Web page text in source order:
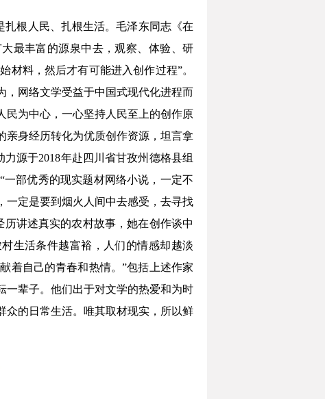
根人民、扎根生活。毛泽东同志《在
最丰富的源泉中去，观察、体验、研
材料，然后才有可能进入创作过程”。
，网络文学受益于中国式现代化进程而
民为中心，一心坚持人民至上的创作原
亲身经历转化为优质创作资源，坦言拿
源于2018年赴四川省甘孜州德格县组
部优秀的现实题材网络小说，一定不
一定是要到烟火人间中去感受，去寻找
讲述真实的农村故事，她在创作谈中
生活条件越富裕，人们的情感却越淡
着自己的青春和热情。”包括上述作家
一辈子。他们出于对文学的热爱和为时
众的日常生活。唯其取材现实，所以鲜